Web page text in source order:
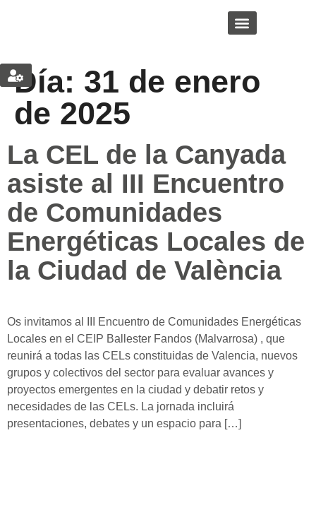
Día: 31 de enero
de 2025
La CEL de la Canyada
asiste al III Encuentro
de Comunidades
Energéticas Locales de
la Ciudad de València
Os invitamos al III Encuentro de Comunidades Energéticas
Locales en el CEIP Ballester Fandos (Malvarrosa) , que
reunirá a todas las CELs constituidas de Valencia, nuevos
grupos y colectivos del sector para evaluar avances y
proyectos emergentes en la ciudad y debatir retos y
necesidades de las CELs. La jornada incluirá
presentaciones, debates y un espacio para […]